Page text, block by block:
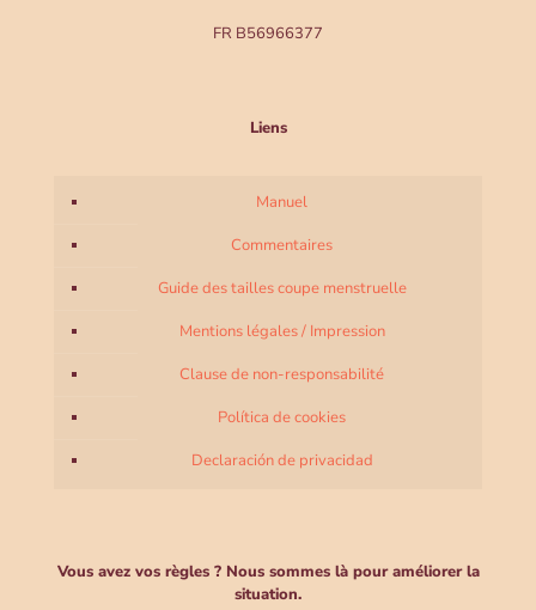
FR B56966377
Liens
Manuel
Commentaires
Guide des tailles coupe menstruelle
Mentions légales / Impression
Clause de non-responsabilité
Política de cookies
Declaración de privacidad
Vous avez vos règles ? Nous sommes là pour améliorer la
situation.